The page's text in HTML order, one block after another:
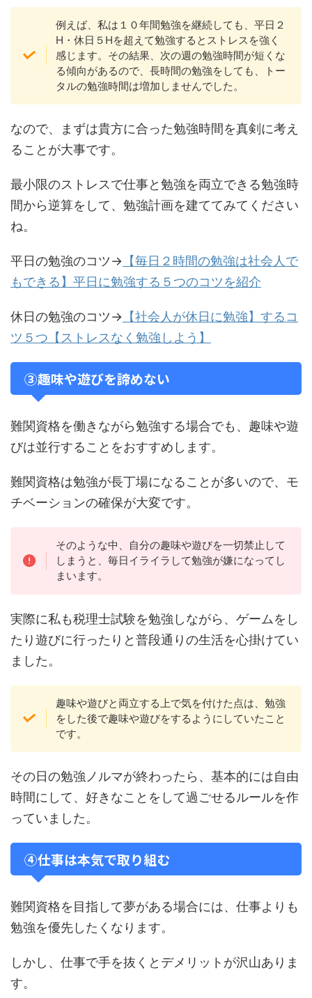
例えば、私は１０年間勉強を継続しても、平日２
H・休日５Hを超えて勉強するとストレスを強く
感じます。その結果、次の週の勉強時間が短くな
る傾向があるので、長時間の勉強をしても、トー
タルの勉強時間は増加しませんでした。
なので、まずは貴方に合った勉強時間を真剣に考え
ることが大事です。
最小限のストレスで仕事と勉強を両立できる勉強時
間から逆算をして、勉強計画を建ててみてください
ね。
平日の勉強のコツ→ 【毎日２時間の勉強は社会人で
もできる】平日に勉強する５つのコツを紹介
休日の勉強のコツ→ 【社会人が休日に勉強】するコ
ツ５つ【ストレスなく勉強しよう】
③趣味や遊びを諦めない
難関資格を働きながら勉強する場合でも、趣味や遊
びは並行することをおすすめします。
難関資格は勉強が長丁場になることが多いので、モ
チベーションの確保が大変です。
そのような中、自分の趣味や遊びを一切禁止して
しまうと、毎日イライラして勉強が嫌になってし
まいます。
実際に私も税理士試験を勉強しながら、ゲームをし
たり遊びに行ったりと普段通りの生活を心掛けてい
ました。
趣味や遊びと両立する上で気を付けた点は、勉強
をした後で趣味や遊びをするようにしていたこと
です。
その日の勉強ノルマが終わったら、基本的には自由
時間にして、好きなことをして過ごせるルールを作
っていました。
④仕事は本気で取り組む
難関資格を目指して夢がある場合には、仕事よりも
勉強を優先したくなります。
しかし、仕事で手を抜くとデメリットが沢山ありま
す。